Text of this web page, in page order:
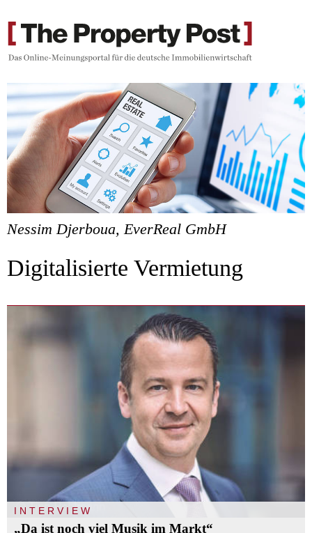
Nessim Djerboua, EverReal GmbH
Digitalisierte Vermietung
INTERVIEW
„Da ist noch viel Musik im Markt“